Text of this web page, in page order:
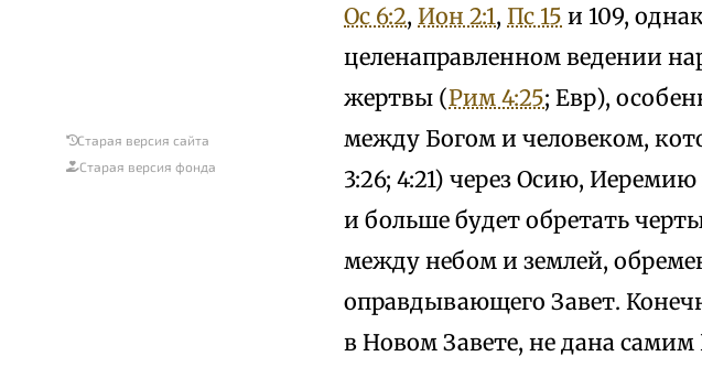
Старая версия сайта
Старая версия фонда
Ос 6:2, Ион 2:1, Пс 15 и 109,
целенаправленном ведении
жертвы (Рим 4:25; Евр),
между Богом и человеком,
3:26; 4:21) через Осию,
и больше будет обретать
между небом и землей,
оправдывающего Завет.
в Новом Завете, не дана самим